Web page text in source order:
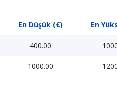
En Düşük (€) En
400.00
1000.00